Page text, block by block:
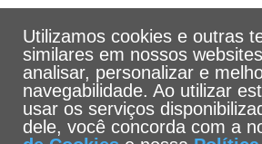
Utilizamos cookies e outras
similares em nossos
analisar, personalizar e
navegabilidade. Ao utilizar
usar os serviços
dele, você concorda com a